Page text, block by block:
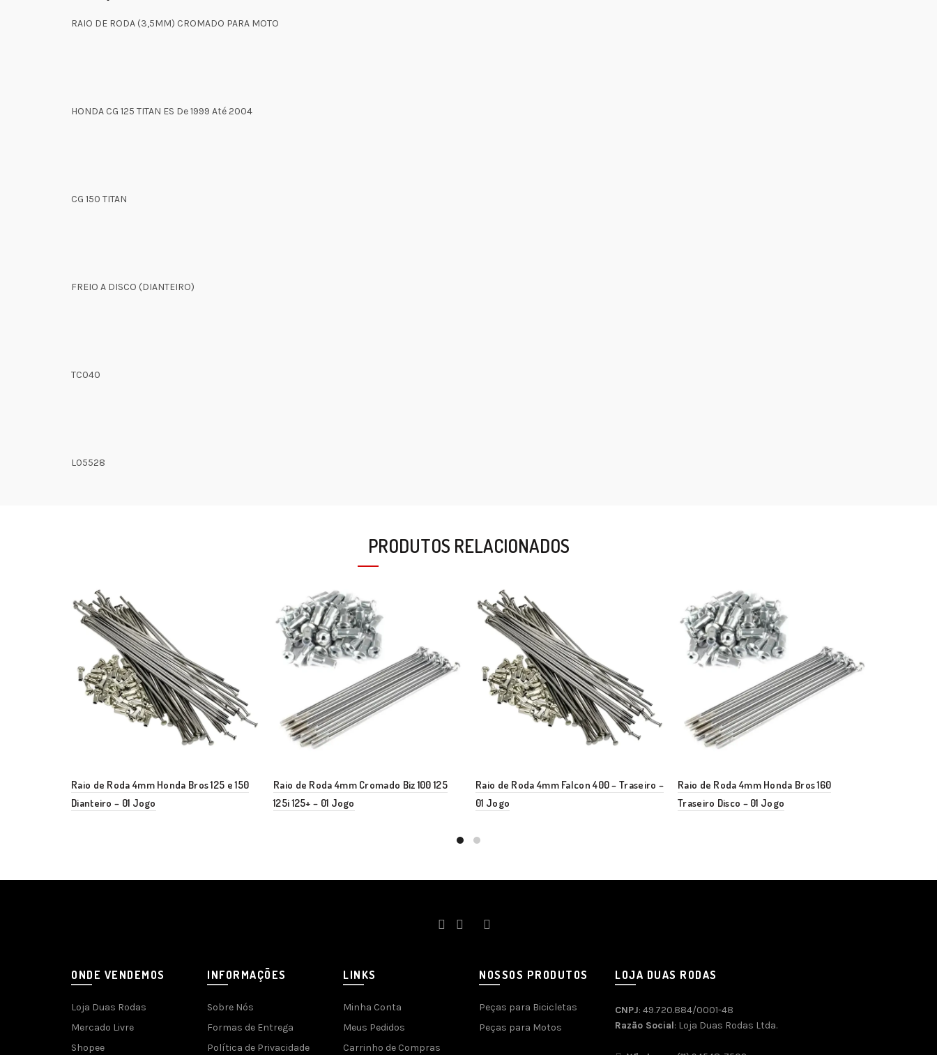
RAIO DE RODA (3,5MM) CROMADO PARA MOTO
HONDA CG 125 TITAN ES De 1999 Até 2004
CG 150 TITAN
FREIO A DISCO (DIANTEIRO)
TC040
L05528
PRODUTOS RELACIONADOS
Raio de Roda 4mm Honda Bros 125 e 150
Dianteiro – 01 Jogo
Raio de Roda 4mm Cromado Biz 100 125
125i 125+ – 01 Jogo
Raio de Roda 4mm Falcon 400 – Traseiro –
01 Jogo
Raio de Roda 4mm Honda Bros 160
Traseiro Disco – 01 Jogo
ONDE VENDEMOS
Loja Duas Rodas
Mercado Livre
Shopee
INFORMAÇÕES
Sobre Nós
Formas de Entrega
Política de Privacidade
LINKS
Minha Conta
Meus Pedidos
Carrinho de Compras
NOSSOS PRODUTOS
Peças para Bicicletas
Peças para Motos
LOJA DUAS RODAS
CNPJ: 49.720.884/0001-48
Razão Social: Loja Duas Rodas Ltda.